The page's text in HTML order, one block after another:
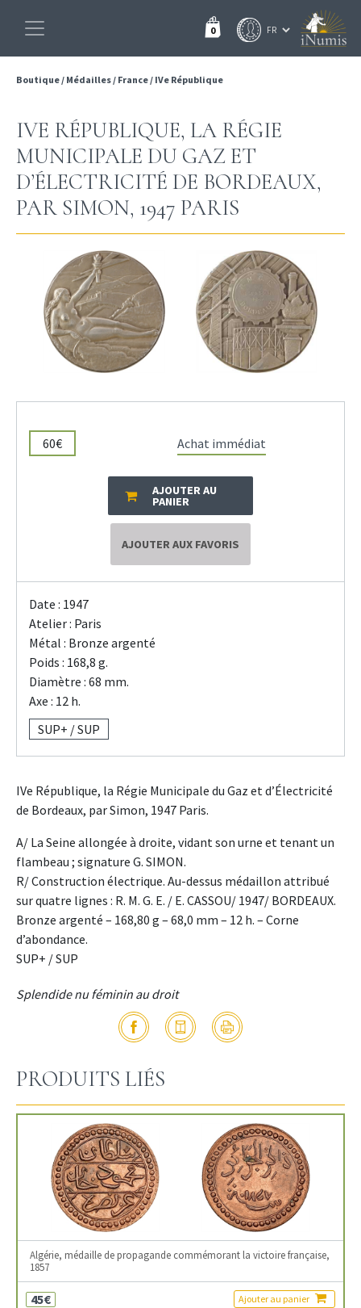
0
Boutique/ Médailles/ France/ IVe République
IVE RÉPUBLIQUE, LA RÉGIE
MUNICIPALE DU GAZ ET
D’ÉLECTRICITÉ DE BORDEAUX,
PAR SIMON, 1947 PARIS
60€ Achat immédiat
AJOUTER AU
PANIER
AJOUTER AUX FAVORIS
Date : 1947
Atelier : Paris
Métal : Bronze argenté
Poids : 168,8 g.
Diamètre : 68 mm.
Axe : 12 h.
SUP+ / SUP
IVe République, la Régie Municipale du Gaz et d’Électricité
de Bordeaux, par Simon, 1947 Paris.
A/ La Seine allongée à droite, vidant son urne et tenant un
flambeau ; signature G. SIMON.
R/ Construction électrique. Au-dessus médaillon attribué
sur quatre lignes : R. M. G. E. / E. CASSOU/ 1947/ BORDEAUX.
Bronze argenté – 168,80 g – 68,0 mm – 12 h. – Corne
d’abondance.
SUP+ / SUP
Splendide nu féminin au droit
PRODUITS LIÉS
Algérie, médaille de propagande commémorant la victoire française,
1857
45€ Ajouter au panier